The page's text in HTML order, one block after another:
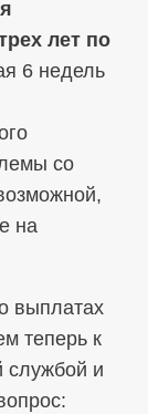
лет по
6 недель
со
на
выплатах
теперь к
службой и